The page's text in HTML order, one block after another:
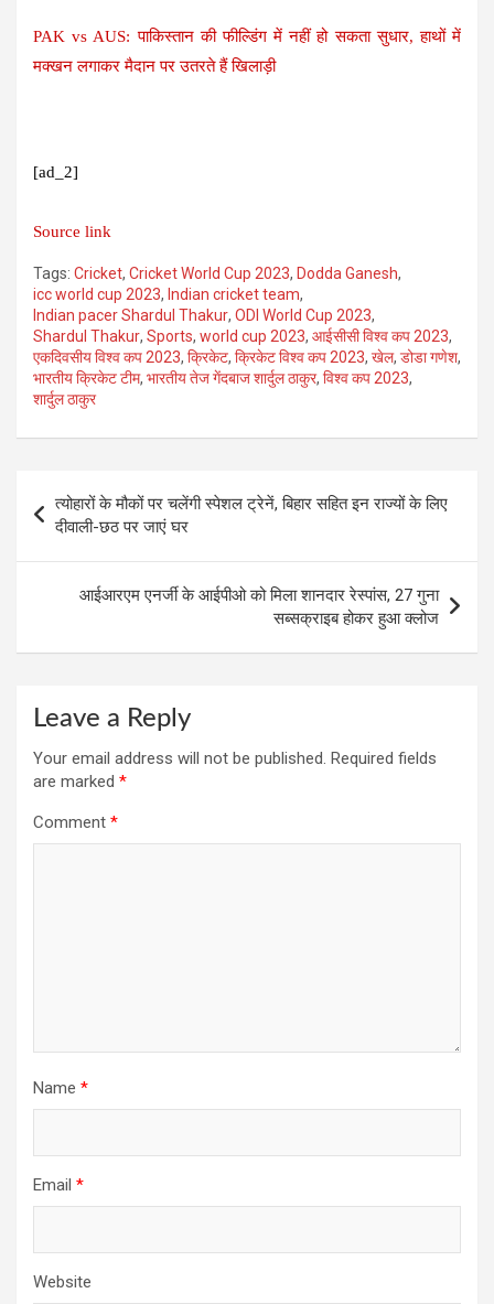
PAK vs AUS: पाकिस्तान की फील्डिंग में नहीं हो सकता सुधार, हाथों में
मक्खन लगाकर मैदान पर उतरते हैं खिलाड़ी
[ad_2]
Source link
Tags: Cricket, Cricket World Cup 2023, Dodda Ganesh,
icc world cup 2023, Indian cricket team,
Indian pacer Shardul Thakur, ODI World Cup 2023,
Shardul Thakur, Sports, world cup 2023, आईसीसी विश्व कप 2023,
एकदिवसीय विश्व कप 2023, क्रिकेट, क्रिकेट विश्व कप 2023, खेल, डोडा गणेश,
भारतीय क्रिकेट टीम, भारतीय तेज गेंदबाज शार्दुल ठाकुर, विश्व कप 2023,
शार्दुल ठाकुर
navigation
त्योहारों के मौकों पर चलेंगी स्पेशल ट्रेनें, बिहार सहित इन राज्यों के लिए
दीवाली-छठ पर जाएं घर
आईआरएम एनर्जी के आईपीओ को मिला शानदार रेस्पांस, 27 गुना
सब्सक्राइब होकर हुआ क्लोज
Leave a Reply
Your email address will not be published. Required fields
are marked *
Comment *
Name *
Email *
Website